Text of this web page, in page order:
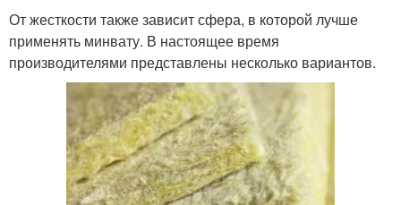
От жесткости также зависит сфера, в которой лучше
применять минвату. В настоящее время
производителями представлены несколько вариантов.